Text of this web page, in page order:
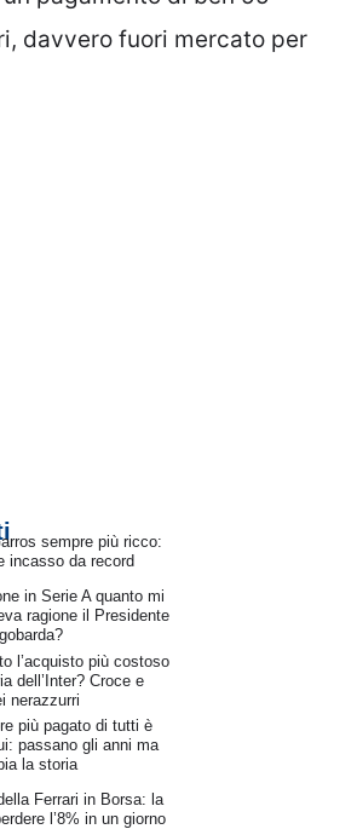
davvero fuori mercato per
sempre più ricco:
incasso da record
in Serie A quanto mi
ragione il Presidente
l’acquisto più costoso
dell’Inter? Croce e
nerazzurri
più pagato di tutti è
passano gli anni ma
la storia
Ferrari in Borsa: la
l’8% in un giorno